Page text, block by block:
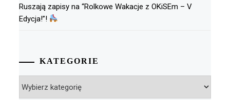
Ruszają zapisy na “Rolkowe Wakacje z OKiSEm – V
Edycja!”!
KATEGORIE